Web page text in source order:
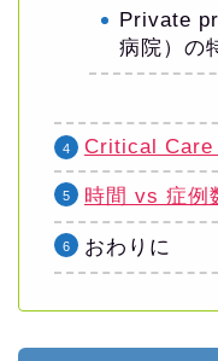
Private
病院）の
Critical Care
時間 vs 症例
おわりに